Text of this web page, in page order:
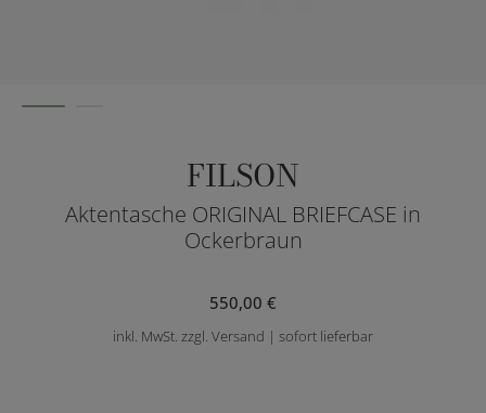
FILSON
Aktentasche ORIGINAL BRIEFCASE in
Ockerbraun
550,00 €
inkl. MwSt. zzgl. Versand | sofort lieferbar